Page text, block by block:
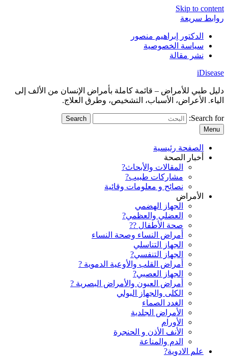
Skip to content
روابط سريعة
الدكتور إبراهيم منصور
سياسة الخصوصية
نشر مقالة
iDisease
دليل طبي للأمراض – قائمة كاملة بأمراض الإنسان من الألف إلى
الياء. الأعراض، الأسباب، التشخيص، وطرق العلاج.
Search for:
Menu
الصفحة رئيسية
أخبار الصحة
المقالات والأبحاث?
مشاركات طبيب?
نصائح و معلومات وقائية
الأمراض
الجهاز الهضمي
العضلي والعظمي?
صحة الأطفال ??
أمراض النساء وصحة النساء
الجهاز التناسلي
الجهاز التنفسي?
أمراض القلب والأوعية الدموية ?
الجهاز العصبي?
أمراض العيون والأمراض البصرية ?️
الكلى والجهاز البولي
الغدد الصماء
الأمراض الجلدية
الأورام
الأنف الأذن و الحنجرة
الدم والمناعة
علم الادوية?